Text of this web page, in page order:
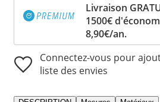
Livraison
1500€
8,90€/an.
Connectez-vous pour
liste des envies